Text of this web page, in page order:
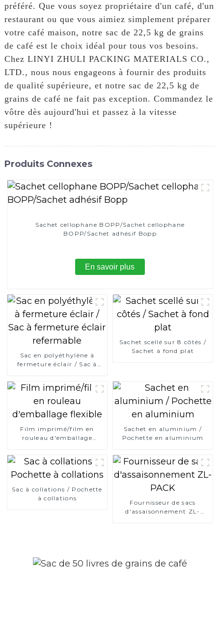
préféré. Que vous soyez propriétaire d'un café, d'un
restaurant ou que vous aimiez simplement préparer
votre café maison, notre sac de 22,5 kg de grains
de café est le choix idéal pour tous vos besoins.
Chez LINYI ZHULI PACKING MATERIALS CO.,
LTD., nous nous engageons à fournir des produits
de qualité supérieure, et notre sac de 22,5 kg de
grains de café ne fait pas exception. Commandez le
vôtre dès aujourd'hui et passez à la vitesse
supérieure !
Produits Connexes
Sachet cellophane BOPP/Sachet cellophane
BOPP/Sachet adhésif Bopp
En savoir plus
Sac en polyéthylène à
fermeture éclair / Sac à
Sachet scellé sur 8 côtés /
Sachet à fond plat
Film imprimé/film en
rouleau d'emballage
Sachet en aluminium /
Pochette en aluminium
Sac à collations / Pochette
à collations
Fournisseur de sacs
d'assaisonnement ZL-